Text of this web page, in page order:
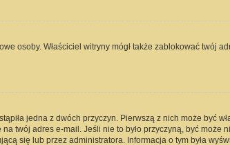
osoby. Właściciel witryny mógł także zablokować twój
jedna z dwóch przyczyn. Pierwszą z nich może być
twój adres e-mail. Jeśli nie to było przyczyną, być może
się lub przez administratora. Informacja o tym była